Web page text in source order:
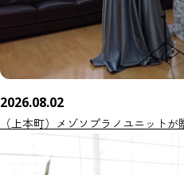
2026.08.02
（上本町）メゾソプラノユニット